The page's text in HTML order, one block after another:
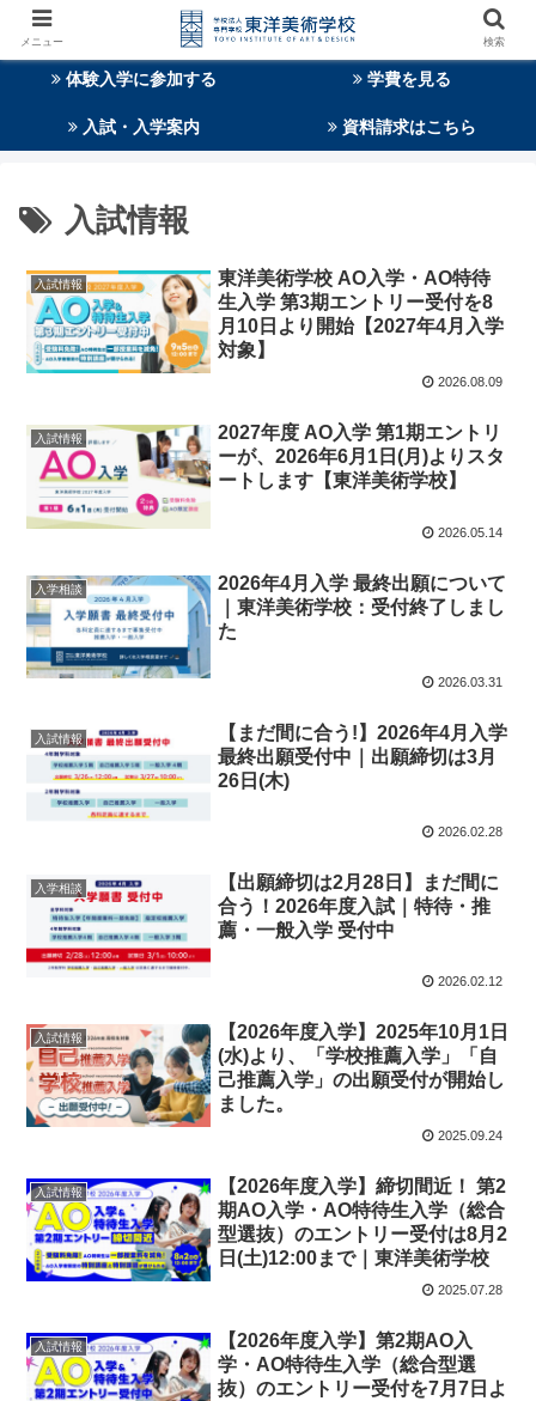
体験入学に参加する 学費を見る
入試・入学案内 資料請求はこちら
入試情報
入試情報
東洋美術学校 AO入学・AO特待
生入学 第3期エントリー受付を8
月10日より開始【2027年4月入学
対象】
2026.08.09
入試情報
2027年度 AO入学 第1期エントリ
ーが、2026年6月1日(月)よりスタ
ートします【東洋美術学校】
2026.05.14
入学相談
2026年4月入学 最終出願について
｜東洋美術学校：受付終了しまし
た
2026.03.31
入試情報
【まだ間に合う!】2026年4月入学
最終出願受付中｜出願締切は3月
26日(木)
2026.02.28
入学相談
【出願締切は2月28日】まだ間に
合う！2026年度入試｜特待・推
薦・一般入学 受付中
2026.02.12
入試情報
【2026年度入学】2025年10月1日
(水)より、「学校推薦入学」「自
己推薦入学」の出願受付が開始し
ました。
2025.09.24
入試情報
【2026年度入学】締切間近！ 第2
期AO入学・AO特待生入学（総合
型選抜）のエントリー受付は8月2
日(土)12:00まで｜東洋美術学校
2025.07.28
入試情報
【2026年度入学】第2期AO入
学・AO特待生入学（総合型選
抜）のエントリー受付を7月7日よ
メニュー 検索